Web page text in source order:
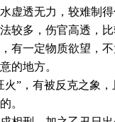
虚透无力，较难制
较多，伤官高透，
有一定物质欲望，
的地方。
”，有被反克之象
。